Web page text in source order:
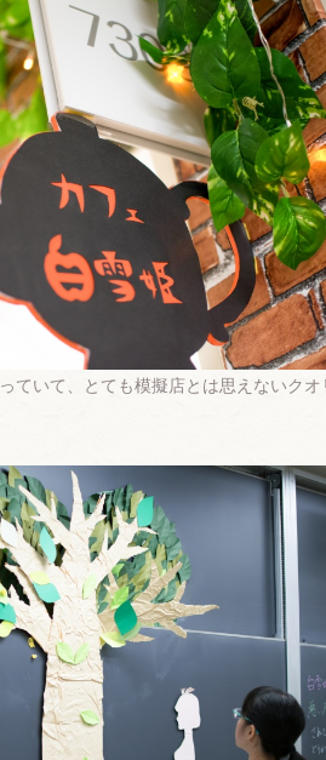
ていて、とても模擬店とは思えないクオ